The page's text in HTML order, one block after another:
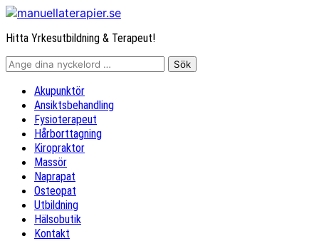
Hitta Yrkesutbildning & Terapeut!
Akupunktör
Ansiktsbehandling
Fysioterapeut
Hårborttagning
Kiropraktor
Massör
Naprapat
Osteopat
Utbildning
Hälsobutik
Kontakt